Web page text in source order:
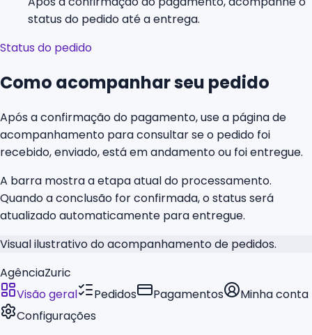
status do pedido até a entrega.
Status do pedido
Como acompanhar seu pedido
Após a confirmação do pagamento, use a página de
acompanhamento para consultar se o pedido foi
recebido, enviado, está em andamento ou foi entregue.
A barra mostra a etapa atual do processamento.
Quando a conclusão for confirmada, o status será
atualizado automaticamente para entregue.
Visual ilustrativo do acompanhamento de pedidos.
AgênciaZuric
Visão geral
Pedidos Pagamentos
Minha conta
Configurações